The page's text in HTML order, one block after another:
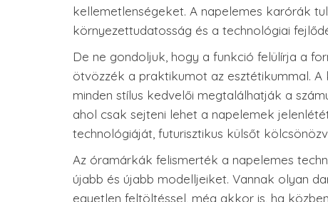
kellemetlenségeket. A napelemes karórák
környezettudatosság és a technológiai
De ne gondoljuk, hogy a funkció felülírja a
ötvözzék a praktikumot az esztétikummal. A
minden stílus kedvelői megtalálhatják a
ahol csak sejteni lehet a napelemek
technológiáját, futurisztikus külsőt
Az óramárkák felismerték a napelemes
újabb és újabb modelljeiket. Vannak olyan
egyetlen feltöltéssel, még akkor is, ha